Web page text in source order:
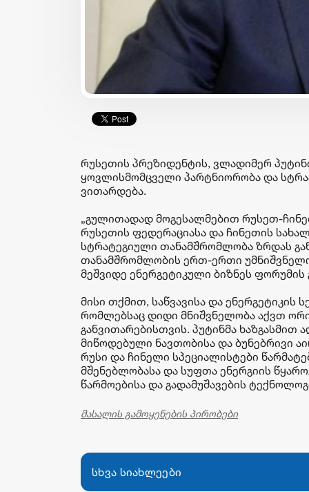
რუსეთის პრეზიდენტის, ვლადიმერ
ყოვლისმომცველი პარტნიორობა და
ვითარდება.
„გულითადად მოგესალმებით რუსეთ-
რუსეთის ფედერაციასა და ჩინეთის
სტრატეგიული თანამშრომლობა ზრდას
თანამშრომლობის ერთ-ერთი
მეშვიდე ენერგეტიკული ბიზნეს ფორუმის
მისი თქმით, საწვავისა და
რომლებსაც დიდი მნიშვნელობა აქვთ
განვითარებისთვის. პუტინმა
მიწოდებული ნავთობისა და ბუნებრივი
რუსი და ჩინელი სპეციალისტები
მშენებლობასა და სუფთა ენერგიის
წარმოებისა და გადამუშავების
მასალის გამოყენების პირობები
სხვა სიახლეები
ბიზნესი & ეკონომიკა
საქართველოს ბანკის
მობილბანკში ჩატბოტთან
გაგზავნაა შესაძლებელი